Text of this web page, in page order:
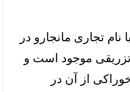
نام تجاری مانجارو در
موجود است و
از آن در